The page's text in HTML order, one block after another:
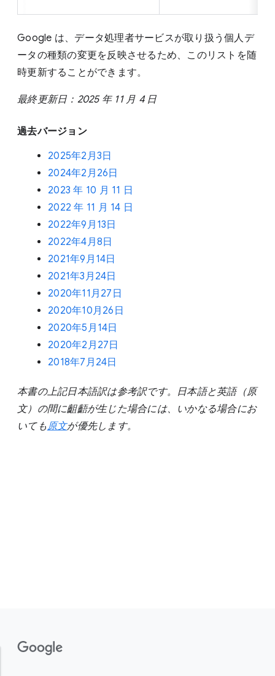
Google は、データ処理者サービスが取り扱う個人デ
ータの種類の変更を反映させるため、このリストを随
時更新することができます。
最終更新日：2025 年 11 月 4 日
過去バージョン
2025年2月3日
2024年2月26日
2023 年 10 月 11 日
2022 年 11 月 14 日
2022年9月13日
2022年4月8日
2021年9月14日
2021年3月24日
2020年11月27日
2020年10月26日
2020年5月14日
2020年2月27日
2018年7月24日
本書の上記日本語訳は参考訳です。日本語と英語（原
文）の間に齟齬が生じた場合には、いかなる場合にお
いても原文が優先します。